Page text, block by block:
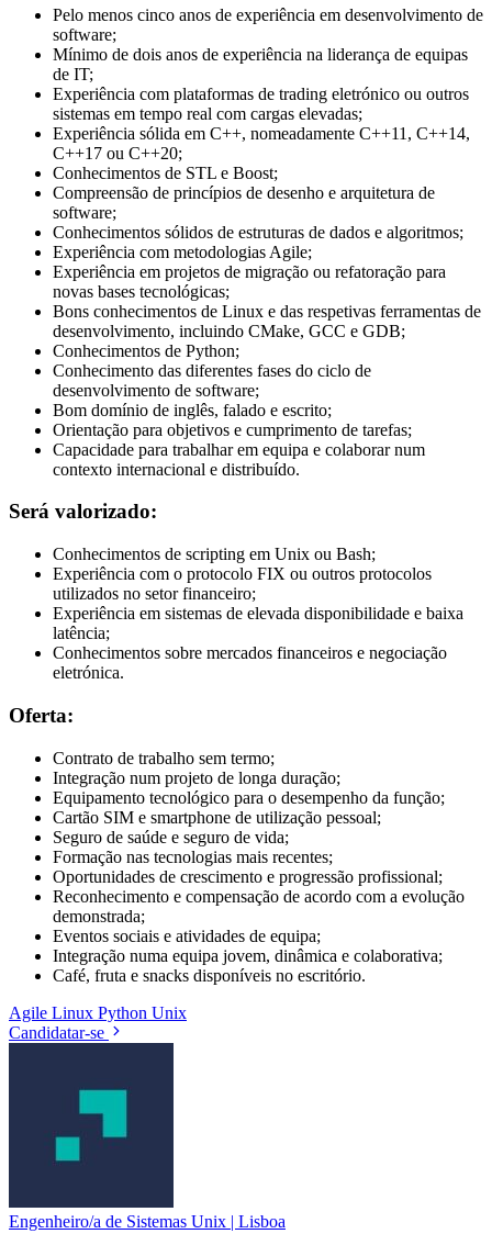
Pelo menos cinco anos de experiência em desenvolvimento de
software;
Mínimo de dois anos de experiência na liderança de equipas
de IT;
Experiência com plataformas de trading eletrónico ou outros
sistemas em tempo real com cargas elevadas;
Experiência sólida em C++, nomeadamente C++11, C++14,
C++17 ou C++20;
Conhecimentos de STL e Boost;
Compreensão de princípios de desenho e arquitetura de
software;
Conhecimentos sólidos de estruturas de dados e algoritmos;
Experiência com metodologias Agile;
Experiência em projetos de migração ou refatoração para
novas bases tecnológicas;
Bons conhecimentos de Linux e das respetivas ferramentas de
desenvolvimento, incluindo CMake, GCC e GDB;
Conhecimentos de Python;
Conhecimento das diferentes fases do ciclo de
desenvolvimento de software;
Bom domínio de inglês, falado e escrito;
Orientação para objetivos e cumprimento de tarefas;
Capacidade para trabalhar em equipa e colaborar num
contexto internacional e distribuído.
Será valorizado:
Conhecimentos de scripting em Unix ou Bash;
Experiência com o protocolo FIX ou outros protocolos
utilizados no setor financeiro;
Experiência em sistemas de elevada disponibilidade e baixa
latência;
Conhecimentos sobre mercados financeiros e negociação
eletrónica.
Oferta:
Contrato de trabalho sem termo;
Integração num projeto de longa duração;
Equipamento tecnológico para o desempenho da função;
Cartão SIM e smartphone de utilização pessoal;
Seguro de saúde e seguro de vida;
Formação nas tecnologias mais recentes;
Oportunidades de crescimento e progressão profissional;
Reconhecimento e compensação de acordo com a evolução
demonstrada;
Eventos sociais e atividades de equipa;
Integração numa equipa jovem, dinâmica e colaborativa;
Café, fruta e snacks disponíveis no escritório.
Agile Linux Python Unix
Candidatar-se
Engenheiro/a de Sistemas Unix | Lisboa